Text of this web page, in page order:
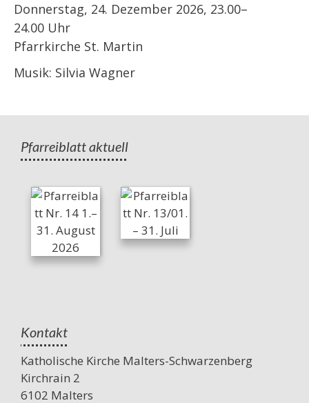
Donnerstag, 24. Dezember 2026, 23.00–
24.00 Uhr
Pfarrkirche St. Martin
Musik: Silvia Wagner
Pfarreiblatt aktuell
Kontakt
Katholische Kirche Malters-Schwarzenberg
Kirchrain 2
6102 Malters